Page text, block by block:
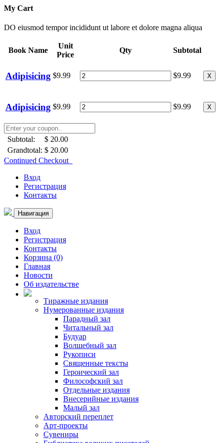
My Cart
DO eiusmod tempor incididunt ut labore et dolore magna aliqua
Book Name
Unit
Price
Qty Subtotal
Adipisicing $9.99 $9.99 X
Adipisicing $9.99 $9.99 X
Subtotal:
$ 20.00
Grandtotal: $ 20.00
Continued Checkout
Вход
Регистрация
Контакты
Навигация
Вход
Регистрация
Контакты
Корзина (0)
Главная
Новости
Об издательстве
Тиражные издания
Нумерованные издания
Парадный зал
Читальный зал
Будуар
Волшебный зал
Рукописи
Священные тексты
Героический зал
Философский зал
Отдельные издания
Внесерийные издания
Малый зал
Авторский переплет
Арт-проекты
Сувениры